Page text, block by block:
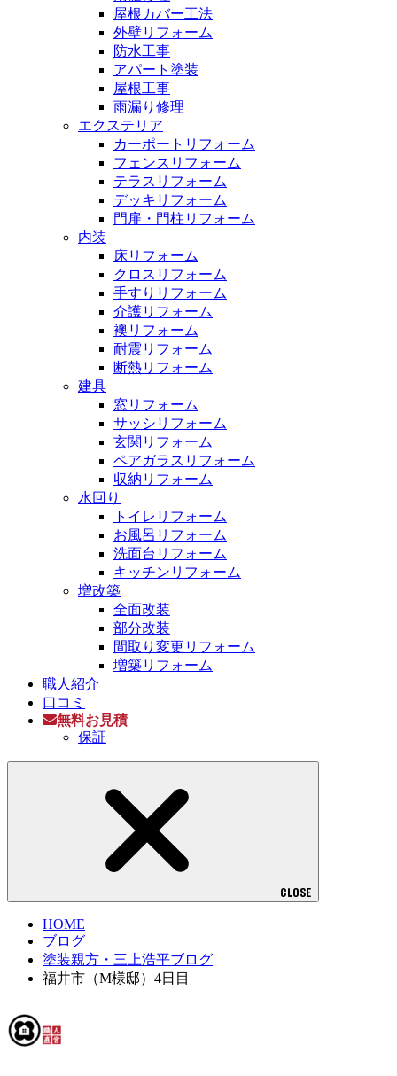
屋根カバー工法
外壁リフォーム
防水工事
アパート塗装
屋根工事
雨漏り修理
エクステリア
カーポートリフォーム
フェンスリフォーム
テラスリフォーム
デッキリフォーム
門扉・門柱リフォーム
内装
床リフォーム
クロスリフォーム
手すりリフォーム
介護リフォーム
襖リフォーム
耐震リフォーム
断熱リフォーム
建具
窓リフォーム
サッシリフォーム
玄関リフォーム
ペアガラスリフォーム
収納リフォーム
水回り
トイレリフォーム
お風呂リフォーム
洗面台リフォーム
キッチンリフォーム
増改築
全面改装
部分改装
間取り変更リフォーム
増築リフォーム
職人紹介
口コミ
無料お見積
保証
CLOSE
HOME
ブログ
塗装親方・三上浩平ブログ
福井市（M様邸）4日目